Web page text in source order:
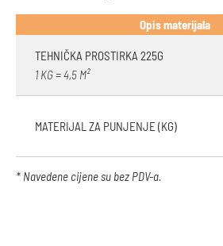
Opis materijala
TEHNIČKA PROSTIRKA 225G
1 KG = 4,5 M²
MATERIJAL ZA PUNJENJE (KG)
* Navedene cijene su bez PDV-a.